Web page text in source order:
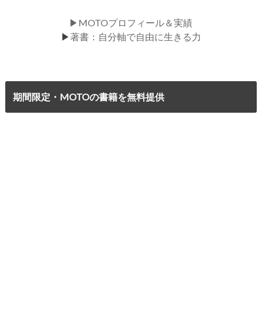
▶MOTOプロフィール＆実績
▶著書：自分軸で自由に生きる力
期間限定・MOTOの書籍を無料提供